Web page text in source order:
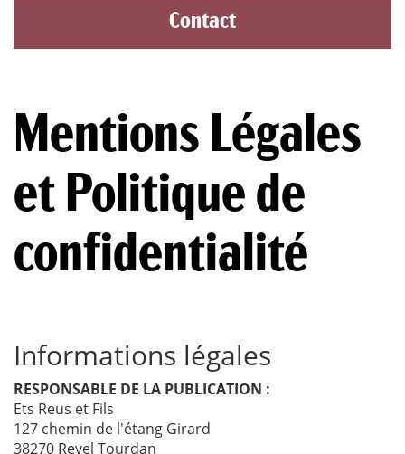
Contact
Mentions Légales
et Politique de
confidentialité
Informations légales
RESPONSABLE DE LA PUBLICATION :
Ets Reus et Fils
127 chemin de l'étang Girard
38270 Revel Tourdan